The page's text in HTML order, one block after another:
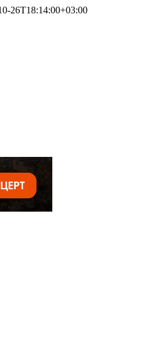
26T18:14:00+03:00